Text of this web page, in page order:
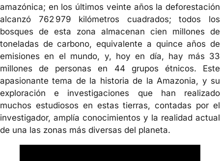
amazónica; en los últimos veinte años la deforestación
alcanzó 762 979 kilómetros cuadrados; todos los
bosques de esta zona almacenan cien millones de
toneladas de carbono, equivalente a quince años de
emisiones en el mundo, y, hoy en día, hay más 33
millones de personas en 44 grupos étnicos. Este
apasionante tema de la historia de la Amazonia, y su
exploración e investigaciones que han realizado
muchos estudiosos en estas tierras, contadas por el
investigador, amplía conocimientos y la realidad actual
de una las zonas más diversas del planeta.